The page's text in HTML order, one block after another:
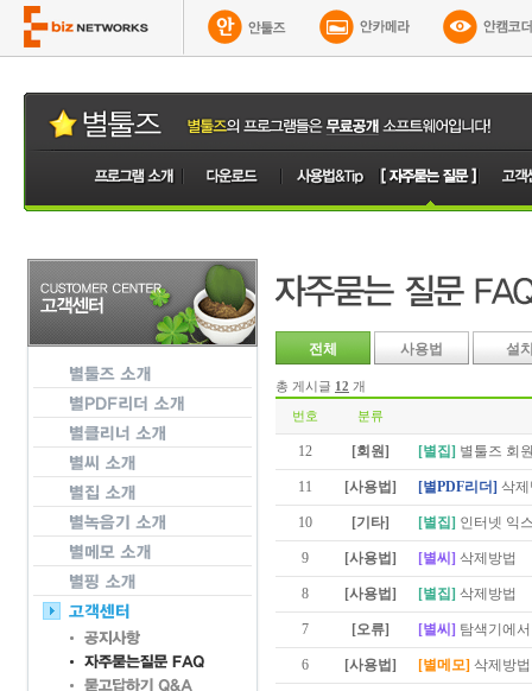
전체 사용법 설
총 게시글 12 개
번호 분류
12 [회원] [별집] 별툴즈 회
11 [사용법] [별PDF리더] 삭
10 [기타] [별집] 인터넷 익
9 [사용법] [별씨] 삭제방법
8 [사용법] [별집] 삭제방법
7 [오류] [별씨] 탐색기에
6 [사용법] [별메모] 삭제방법